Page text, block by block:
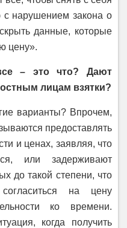
с нарушением закона о
данные, которые
цену».
– это что? Дают
лицам взятки?
варианты? Впрочем,
предоставлять
и ценах, заявляя, что
или задерживают
до такой степени, что
на цену
ко времени.
когда получить